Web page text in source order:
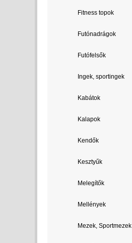
Fitness topok
Futónadrágok
Futófelsők
Ingek, sportingek
Kabátok
Kalapok
Kendők
Kesztyűk
Melegítők
Mellények
Mezek, Sportmezek